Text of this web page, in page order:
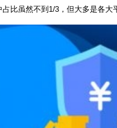
比虽然不到1/3，但大多是各大